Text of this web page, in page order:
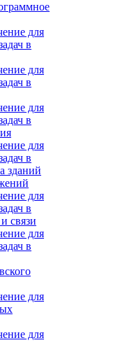
для
в
для
в
для
в
для
в
зданий
для
в
связи
для
в
для
для